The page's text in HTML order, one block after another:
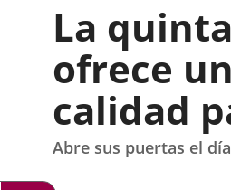
La
ofrece
calidad
Abre sus puertas el